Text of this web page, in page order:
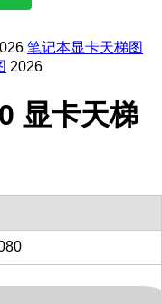
笔记本显卡天梯图
2026
显卡天梯